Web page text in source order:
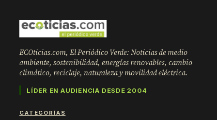
ECOticias.com, El Periódico Verde: Noticias de medio
ambiente, sostenibilidad, energías renovables, cambio
climático, reciclaje, naturaleza y movilidad eléctrica.
LÍDER EN AUDIENCIA DESDE 2004
CATEGORÍAS